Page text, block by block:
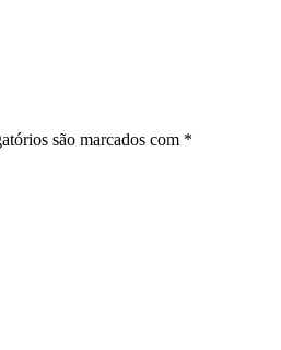
são marcados com *